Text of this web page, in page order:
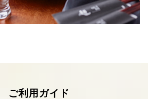
ご利用ガイド